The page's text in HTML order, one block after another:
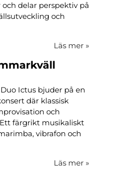
delar perspektiv på
och
Läs mer »
Ictus bjuder på en
där klassisk
och
färgrikt musikaliskt
vibrafon och
Läs mer »